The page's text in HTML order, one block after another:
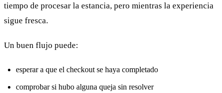
tiempo de procesar la estancia, pero mientras la experiencia
sigue fresca.
Un buen flujo puede:
esperar a que el checkout se haya completado
comprobar si hubo alguna queja sin resolver